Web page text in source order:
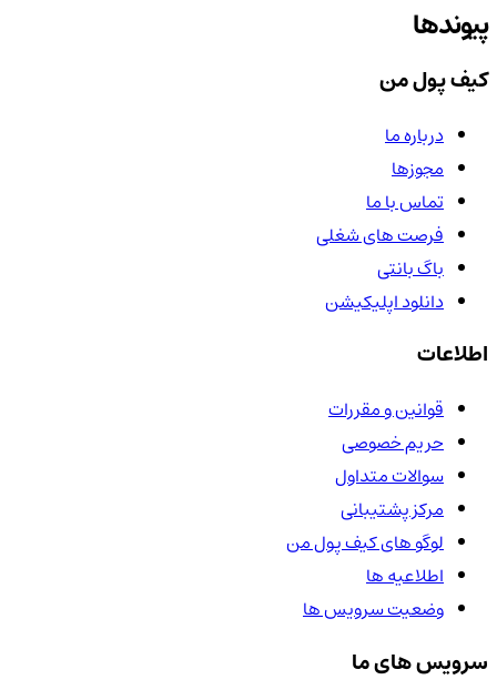
پیوندها
کیف پول من
درباره ما
مجوزها
تماس با ما
فرصت های شغلی
باگ بانتی
دانلود اپلیکیشن
اطلاعات
قوانین و مقررات
حریم خصوصی
سوالات متداول
مرکز پشتیبانی
لوگو های کیف پول من
اطلاعیه ها
وضعیت سرویس ها
سرویس های ما